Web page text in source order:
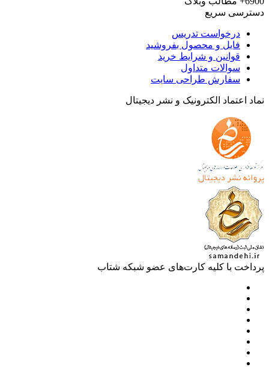
سریع
درخواست تدریس
فایل و محصول بفروشید
قوانین و شرایط خرید
سوالات متداول
سفارش طراحی سایت
اعتماد الکترونیک و نشر دیجیتال
با کلیه کارت‌های عضو شبکه شتاب